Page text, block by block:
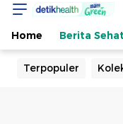
Home Berita Sehat
Terpopuler